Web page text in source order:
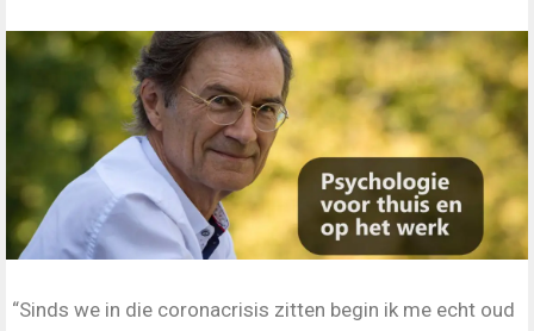
“Sinds we in die coronacrisis zitten begin ik me echt oud